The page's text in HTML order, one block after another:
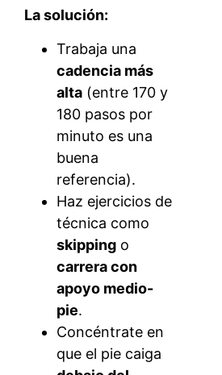
La solución:
Trabaja una
cadencia más
alta (entre 170 y
180 pasos por
minuto es una
buena
referencia).
Haz ejercicios de
técnica como
skipping o
carrera con
apoyo medio-
pie.
Concéntrate en
que el pie caiga